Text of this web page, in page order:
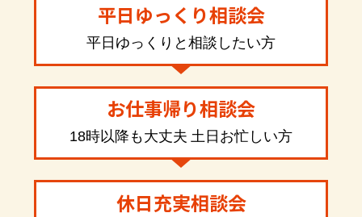
平日ゆっくり相談会
平日ゆっくりと相談したい方
お仕事帰り相談会
18時以降も大丈夫 土日お忙しい方
休日充実相談会